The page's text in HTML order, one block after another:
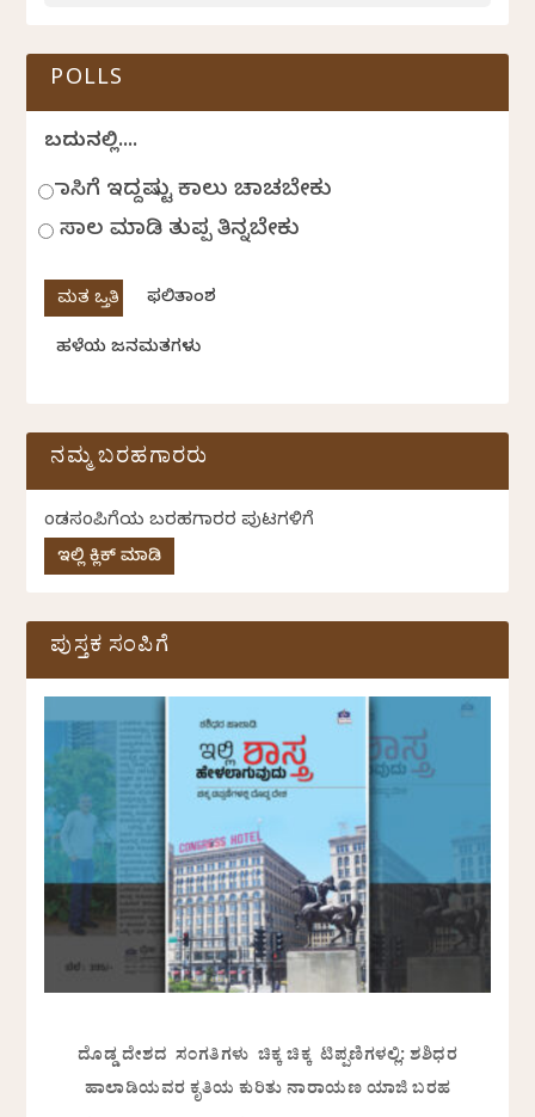
POLLS
ಬದುಕಿನಲ್ಲಿ....
ಹಾಸಿಗೆ ಇದ್ದಷ್ಟು ಕಾಲು ಚಾಚಬೇಕು
ಸಾಲ ಮಾಡಿ ತುಪ್ಪ ತಿನ್ನಬೇಕು
ಫಲಿತಾಂಶ
ಹಳೆಯ ಜನಮತಗಳು
ನಮ್ಮ ಬರಹಗಾರರು
ಕೆಂಡಸಂಪಿಗೆಯ ಬರಹಗಾರರ ಪುಟಗಳಿಗೆ
ಇಲ್ಲಿ ಕ್ಲಿಕ್ ಮಾಡಿ
ಪುಸ್ತಕ ಸಂಪಿಗೆ
ದೊಡ್ಡ ದೇಶದ ಸಂಗತಿಗಳು ಚಿಕ್ಕ ಚಿಕ್ಕ ಟಿಪ್ಪಣಿಗಳಲ್ಲಿ: ಶಶಿಧರ
ಹಾಲಾಡಿಯವರ ಕೃತಿಯ ಕುರಿತು ನಾರಾಯಣ ಯಾಜಿ ಬರಹ